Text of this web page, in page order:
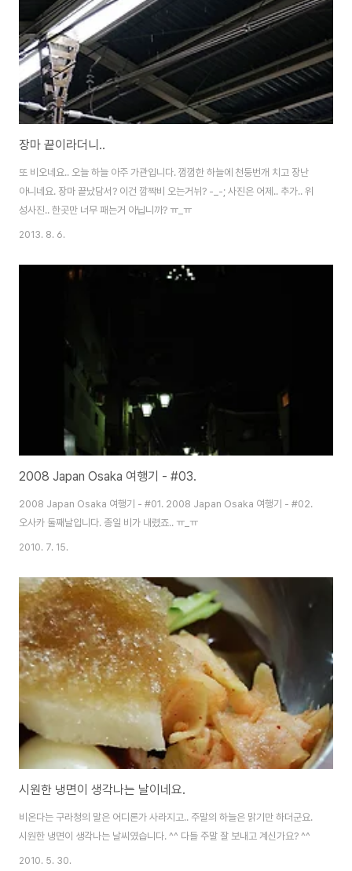
같더라구..
장마 끝이라더니..
또 비오네요.. 오늘 하늘 아주 가관입니다. 껌껌한 하늘에 천둥번개 치고 장난
아니네요. 장마 끝났담서? 이건 깜짝비 오는거뉘? -_-; 사진은 어제.. 추가.. 위
성사진.. 한곳만 너무 패는거 아닙니까? ㅠ_ㅠ
2013. 8. 6.
2008 Japan Osaka 여행기 - #03.
2008 Japan Osaka 여행기 - #01. 2008 Japan Osaka 여행기 - #02.
오사카 둘째날입니다. 종일 비가 내렸죠.. ㅠ_ㅠ
2010. 7. 15.
시원한 냉면이 생각나는 날이네요.
비온다는 구라청의 말은 어디론가 사라지고.. 주말의 하늘은 맑기만 하더군요.
시원한 냉면이 생각나는 날씨였습니다. ^^ 다들 주말 잘 보내고 계신가요? ^^
2010. 5. 30.